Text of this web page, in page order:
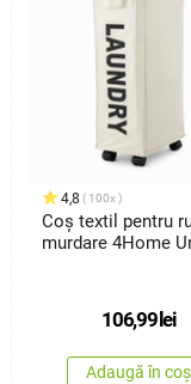
4,8 100x
Coș textil pentru
murdare 4Home
106,99 lei
Adaugă în coș